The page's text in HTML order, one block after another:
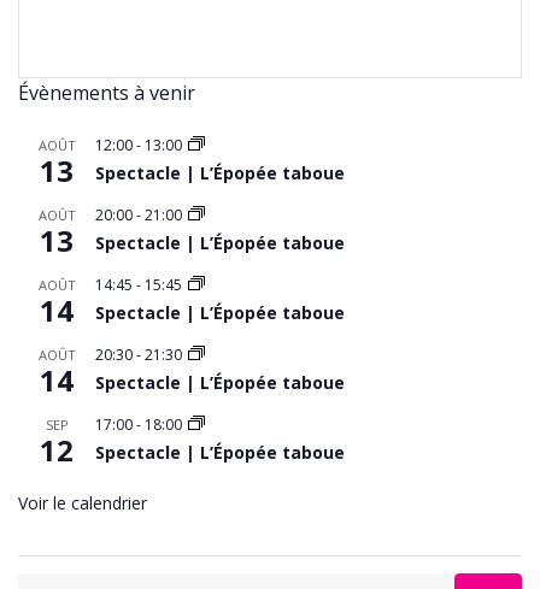
Évènements à venir
AOÛT
13
12:00- 13:00
Spectacle | L’Épopée taboue
AOÛT
13
20:00-21:00
Spectacle | L’Épopée taboue
AOÛT
14
14:45 - 15:45
Spectacle | L’Épopée taboue
AOÛT
14
20:30-21:30
Spectacle | L’Épopée taboue
SEP
12
17:00- 18:00
Spectacle | L’Épopée taboue
Voir le calendrier